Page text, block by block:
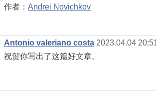
作者： Andrei Novichkov
Antonio valeriano costa 2023.04.04
祝贺你写出了这篇好文章。